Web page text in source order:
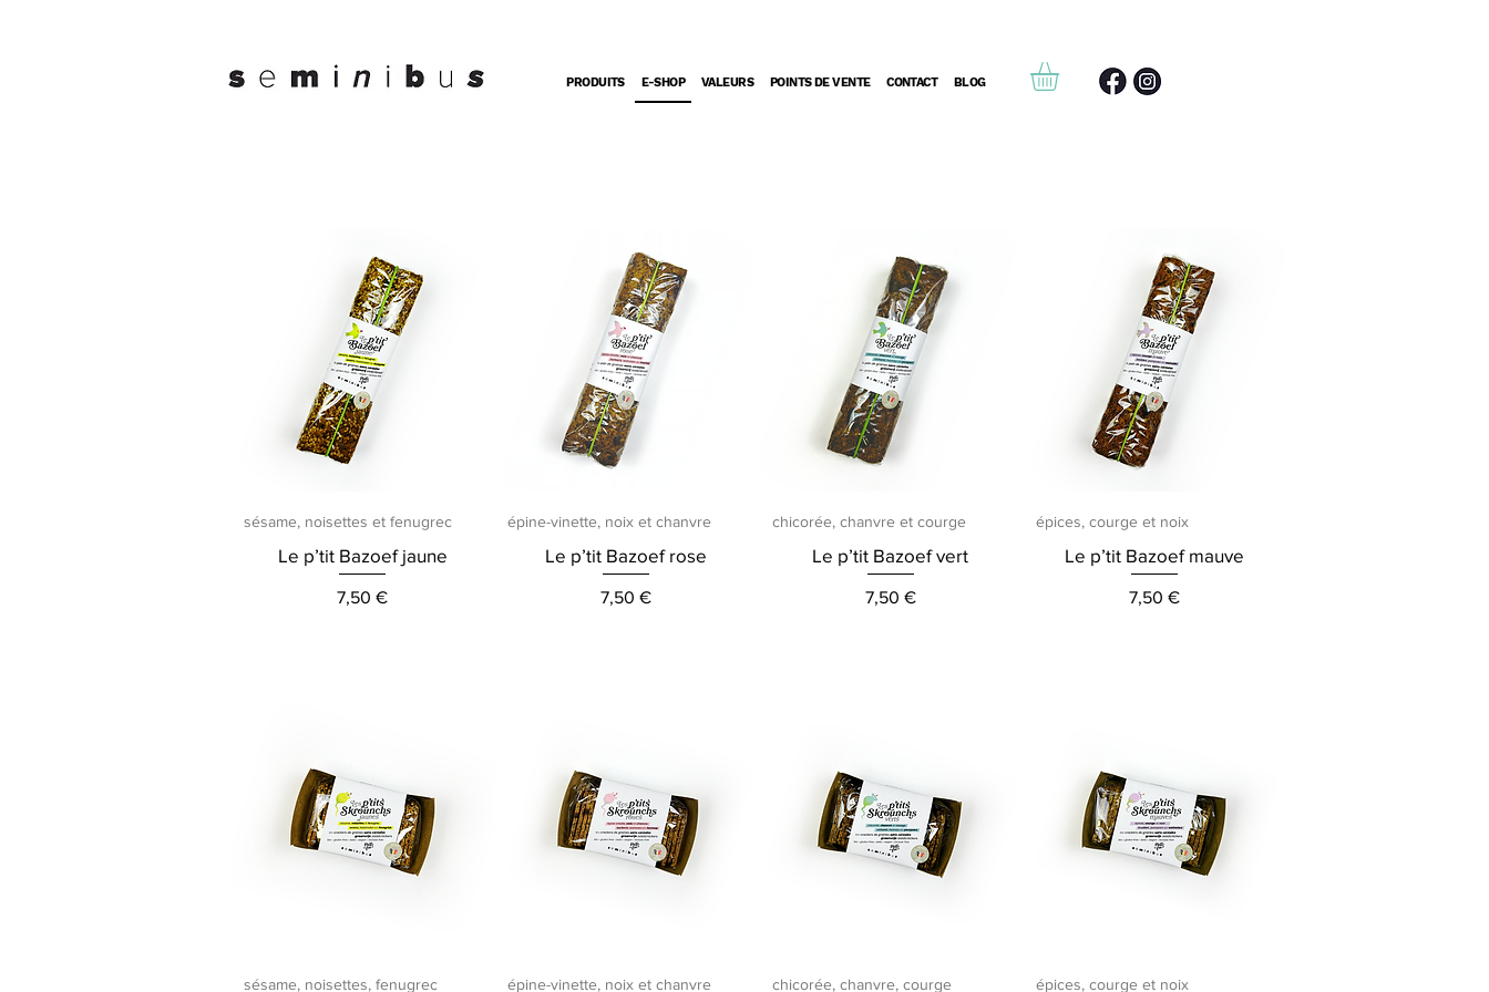
PRODUITS E-SHOP VALEURS POINTS DE VENTE CONTACT BLOG
Aperçu rapide
sésame, noisettes et fenugrec
Le p’tit Bazoef jaune
Prix
7,50 €
Aperçu rapide
épine-vinette, noix et chanvre
Le p’tit Bazoef rose
Prix
7,50 €
Aperçu rapide
chicorée, chanvre et courge
Le p’tit Bazoef vert
Prix
7,50 €
Aperçu rapide
épices, courge et noix
Le p’tit Bazoef mauve
Prix
7,50 €
Aperçu rapide
sésame, noisettes, fenugrec Aperçu rapide
épine-vinette, noix et chanvre Aperçu rapide
chicorée, chanvre, courge Aperçu rapide
épices, courge et noix